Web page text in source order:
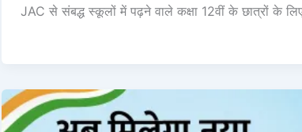
JAC से संबद्ध स्कूलों में पढ़ने वाले कक्षा 12वीं के छात्रों के